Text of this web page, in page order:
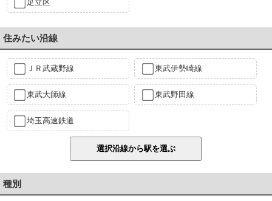
足立区
住みたい沿線
ＪＲ武蔵野線 東武伊勢崎線
東武大師線 東武野田線
埼玉高速鉄道
種別